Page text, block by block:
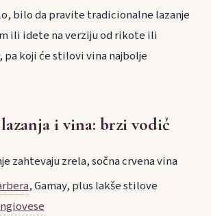
bilo da pravite tradicionalne lazanje
ili idete na verziju od rikote ili
koji će stilovi vina najbolje
i vina: brzi vodič
zahtevaju zrela, sočna crvena vina
, Gamay, plus lakše stilove